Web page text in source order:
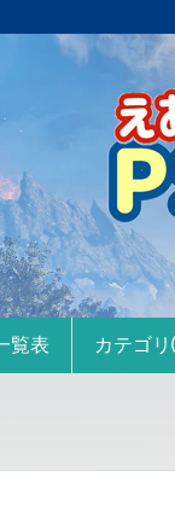
覧表 カテゴ